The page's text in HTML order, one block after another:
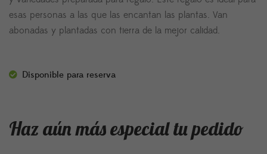
esas personas a las que las encantan las plantas. Van
abonadas y plantadas con tierra de la mejor calidad.
Disponible para reserva
Haz aún más especial tu pedido